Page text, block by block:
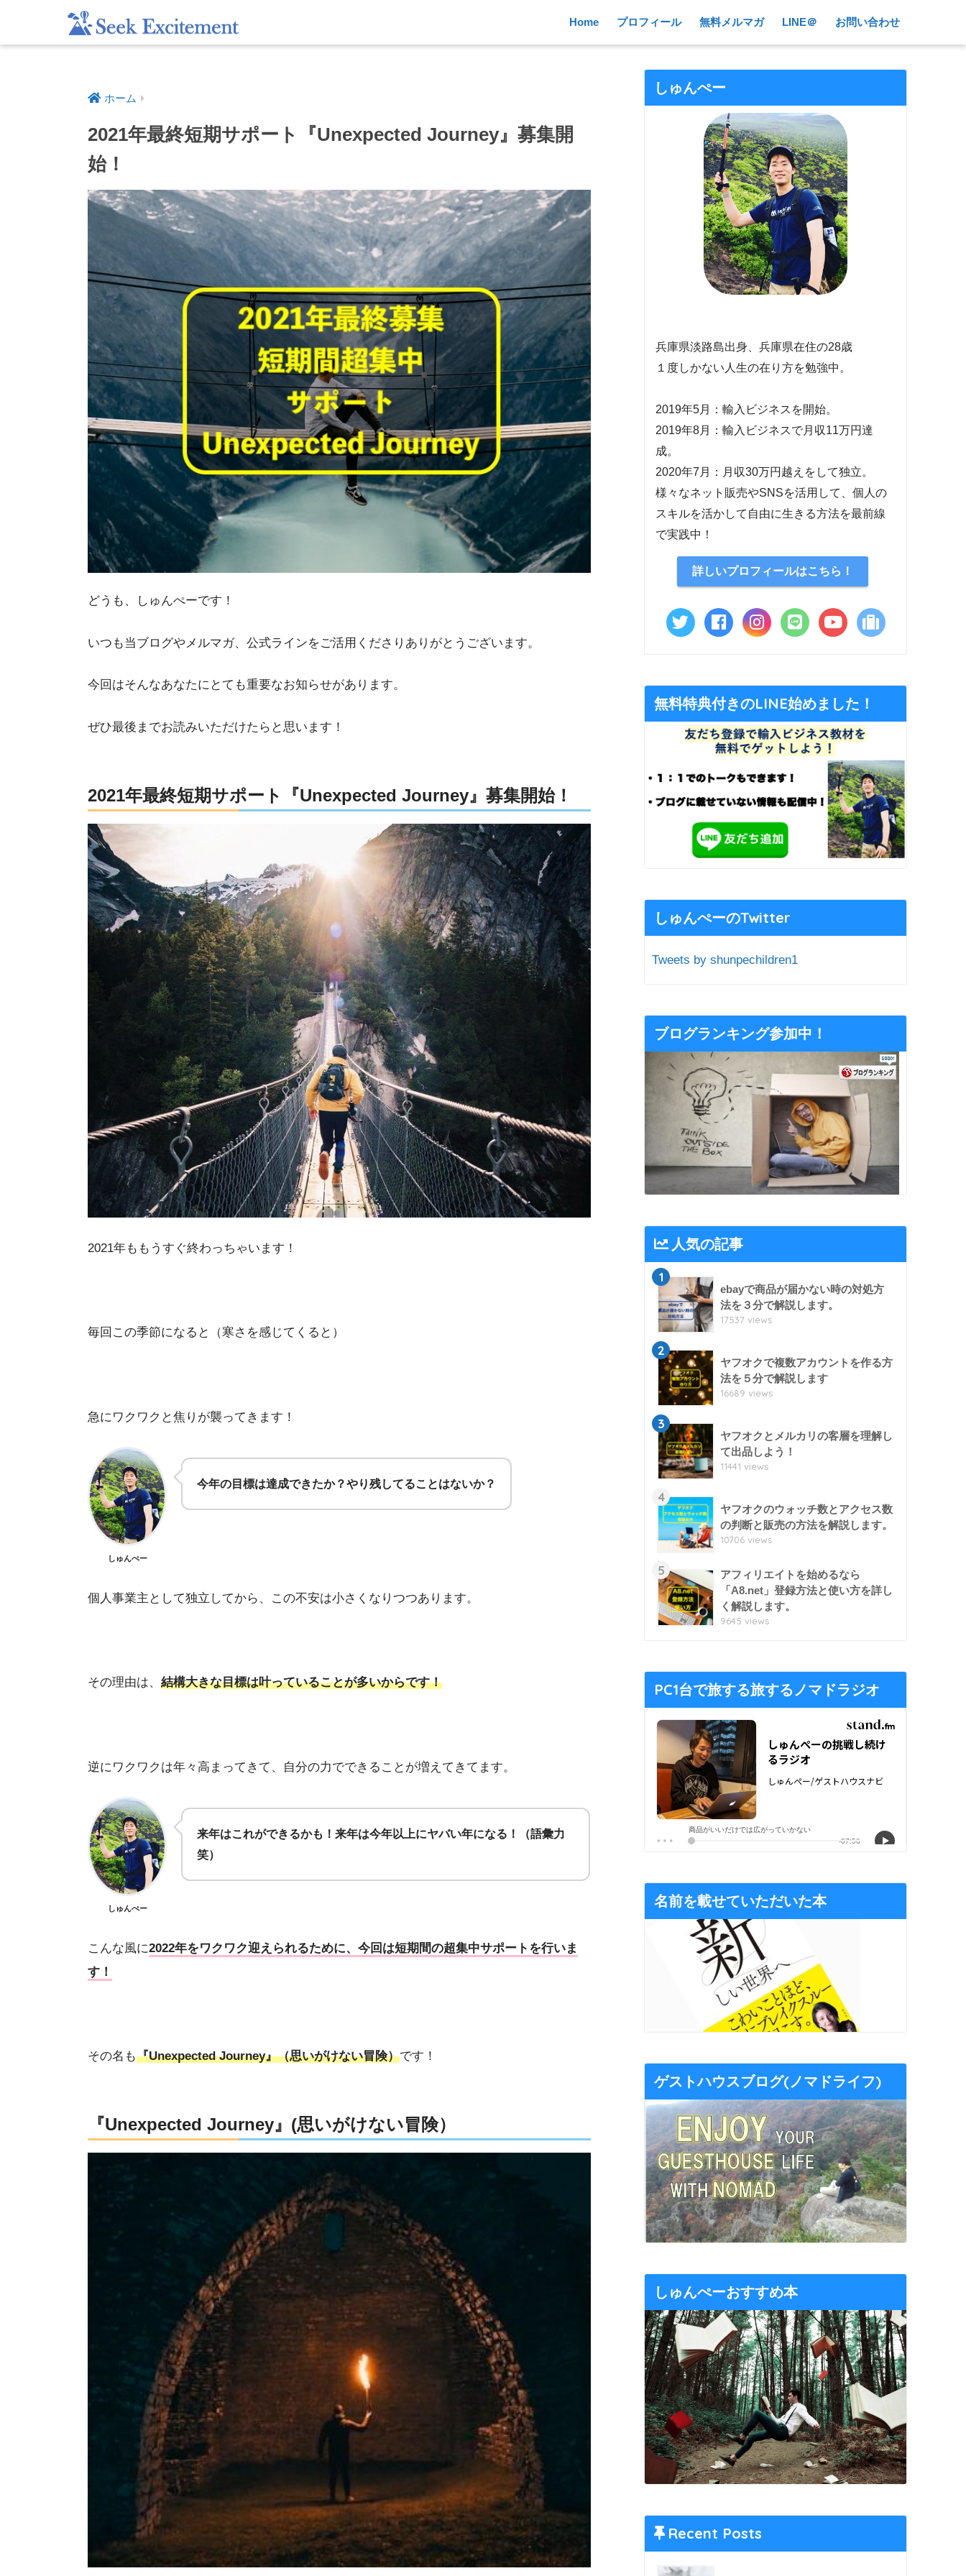
Home プロフィール 無料メルマガ LINE＠ お問い合わせ
ホーム
2021年最終短期サポート『Unexpected Journey』募集開
始！
どうも、しゅんぺーです！
いつも当ブログやメルマガ、公式ラインをご活用くださりありがとうございます。
今回はそんなあなたにとても重要なお知らせがあります。
ぜひ最後までお読みいただけたらと思います！
2021年最終短期サポート『Unexpected Journey』募集開始！
2021年ももうすぐ終わっちゃいます！
毎回この季節になると（寒さを感じてくると）
急にワクワクと焦りが襲ってきます！
しゅんぺー
今年の目標は達成できたか？やり残してることはないか？
個人事業主として独立してから、この不安は小さくなりつつあります。
その理由は、 結構大きな目標は叶っていることが多いからです！
逆にワクワクは年々高まってきて、自分の力でできることが増えてきてます。
しゅんぺー
来年はこれができるかも！来年は今年以上にヤバい年になる！（語彙力
笑）
こんな風に2022年をワクワク迎えられるために、今回は短期間の超集中サポートを行いま
す！
その名も『Unexpected Journey』（思いがけない冒険）です！
『Unexpected Journey』(思いがけない冒険）
しゅんぺー
兵庫県淡路島出身、兵庫県在住の28歳
１度しかない人生の在り方を勉強中。
2019年5月：輸入ビジネスを開始。
2019年8月：輸入ビジネスで月収11万円達
成。
2020年7月：月収30万円越えをして独立。
様々なネット販売やSNSを活用して、個人の
スキルを活かして自由に生きる方法を最前線
で実践中！
詳しいプロフィールはこちら！
無料特典付きのLINE始めました！
しゅんぺーのTwitter
Tweets by shunpechildren1
ブログランキング参加中！
人気の記事
1
ebayで商品が届かない時の対処方
法を３分で解説します。
17537 views
2
ヤフオクで複数アカウントを作る方
法を５分で解説します
16689 views
3
ヤフオクとメルカリの客層を理解し
て出品しよう！
11441 views
4
ヤフオクのウォッチ数とアクセス数
の判断と販売の方法を解説します。
10706 views
5
アフィリエイトを始めるなら
「A8.net」登録方法と使い方を詳し
く解説します。
9645 views
PC1台で旅する旅するノマドラジオ
名前を載せていただいた本
ゲストハウスブログ(ノマドライフ)
しゅんぺーおすすめ本
Recent Posts